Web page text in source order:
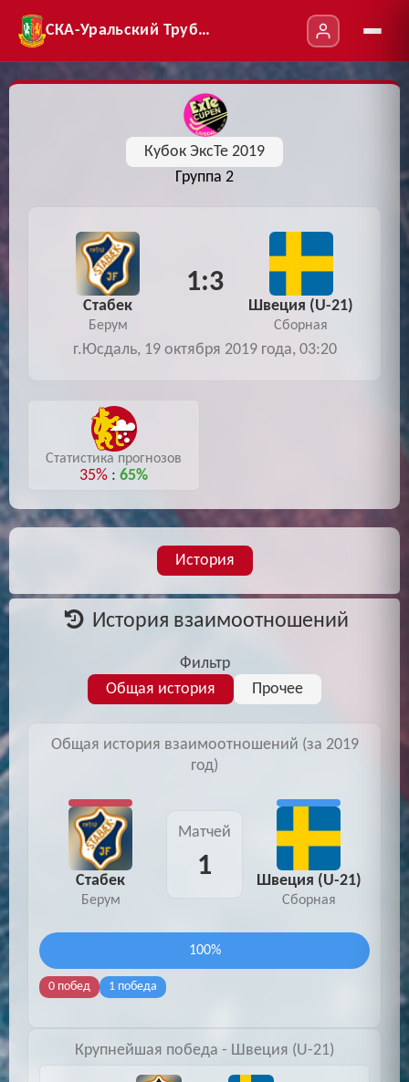
СКА-Уральский Трубник
Кубок ЭксТе 2019
Группа 2
Стабек
Берум
1:3
Швеция (U-21)
Сборная
г.Юсдаль, 19 октября 2019 года, 03:20
Статистика прогнозов
35% : 65%
История
История взаимоотношений
Фильтр
Общая история
Прочее
Общая история взаимоотношений (за 2019
год)
Стабек
Берум
Матчей
1 Швеция (U-21)
Сборная
100%
0 побед 1 победа
Крупнейшая победа - Швеция (U-21)